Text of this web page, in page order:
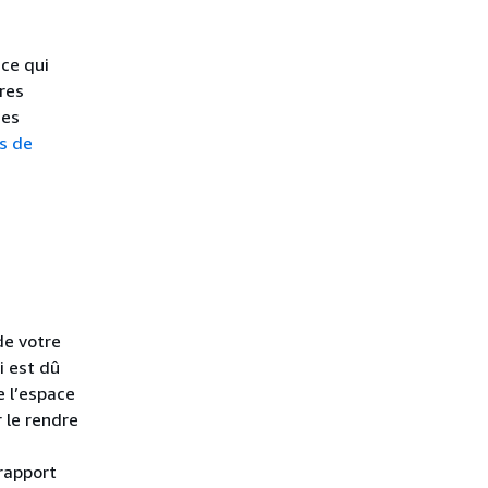
qui
de
votre
est dû
le rendre